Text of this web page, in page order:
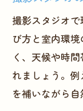
ストロボ
フォ
るに
自然
せる
撮影スタジオ
び方と室内環
く、天候や時
れましょう。
を補いながら自